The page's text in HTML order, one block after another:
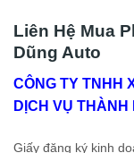
Liên Hệ Mua
Dũng Auto
CÔNG TY TNHH
DỊCH VỤ THÀNH
Giấy đăng ký kinh